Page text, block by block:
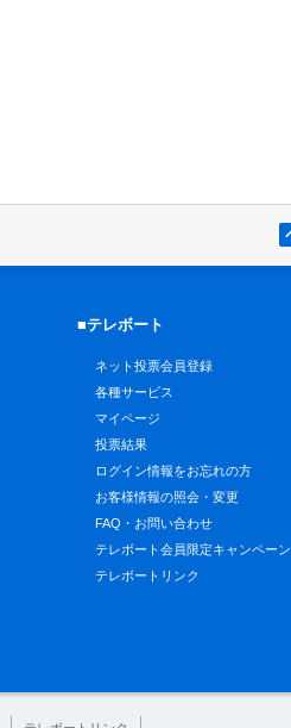
■テレボート
ネット投票会員登録
各種サービス
マイページ
投票結果
ログイン情報をお忘れの方
お客様情報の照会・変更
FAQ・お問い合わせ
テレボート会員限定キャンペーン
テレボートリンク